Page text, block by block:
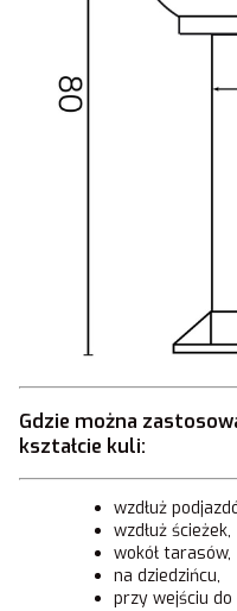
Gdzie można
kształcie kuli:
wzdłuż
wzdłuż ścieżek,
wokół tarasów,
na dziedzińcu,
przy wejściu do